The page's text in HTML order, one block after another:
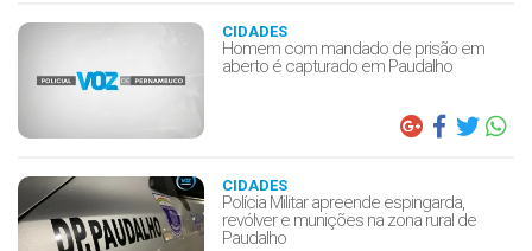
CIDADES
Homem com mandado de prisão em
aberto é capturado em Paudalho
CIDADES
Polícia Militar apreende espingarda,
revólver e munições na zona rural de
Paudalho